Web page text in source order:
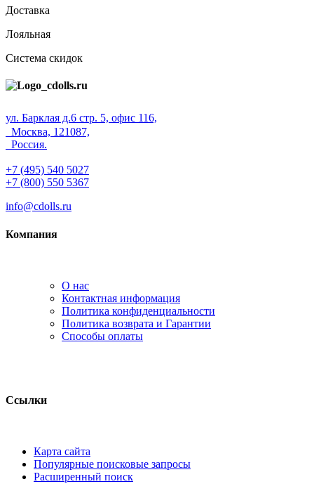
Доставка
Лояльная
Система скидок
ул. Барклая д.6 стр. 5, офис 116,
Москва, 121087,
Россия.
+7 (495) 540 5027
+7 (800) 550 5367
info@cdolls.ru
Компания
О нас
Контактная информация
Политика конфиденциальности
Политика возврата и Гарантии
Способы оплаты
Ссылки
Карта сайта
Популярные поисковые запросы
Расширенный поиск